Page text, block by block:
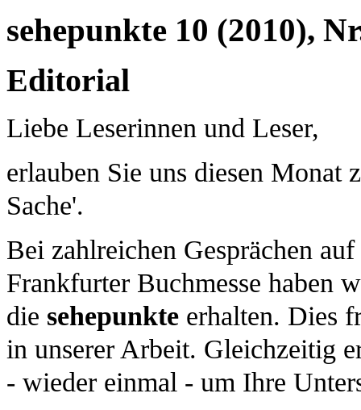
sehepunkte 10 (2010),
Editorial
Liebe Leserinnen und Leser,
erlauben Sie uns diesen Monat
Sache'.
Bei zahlreichen Gesprächen
Frankfurter Buchmesse haben
die sehepunkte erhalten. Dies
in unserer Arbeit. Gleichzeitig
- wieder einmal - um Ihre